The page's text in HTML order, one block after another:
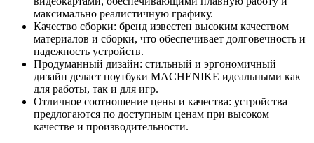
максимально реалистичную графику.
Качество сборки: бренд известен высоким качеством
материалов и сборки, что обеспечивает долговечность и
надежность устройств.
Продуманный дизайн: стильный и эргономичный
дизайн делает ноутбуки MACHENIKE идеальными как
для работы, так и для игр.
Отличное соотношение цены и качества: устройства
предлогаются по доступным ценам при высоком
качестве и производительности.